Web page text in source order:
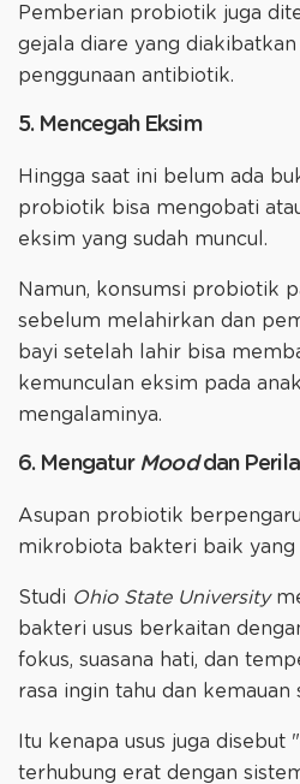
Pemberian probiotik juga
gejala diare yang
penggunaan antibiotik.
5. Mencegah Eksim
Hingga saat ini belum ada
probiotik bisa mengobati
eksim yang sudah muncul.
Namun, konsumsi probiotik
sebelum melahirkan dan
bayi setelah lahir bisa
kemunculan eksim pada
mengalaminya.
6. Mengatur Mooddan
Asupan probiotik
mikrobiota bakteri baik yang
Studi Ohio State University
bakteri usus berkaitan
fokus, suasana hati, dan
rasa ingin tahu dan kemauan
Itu kenapa usus juga disebut
terhubung erat dengan